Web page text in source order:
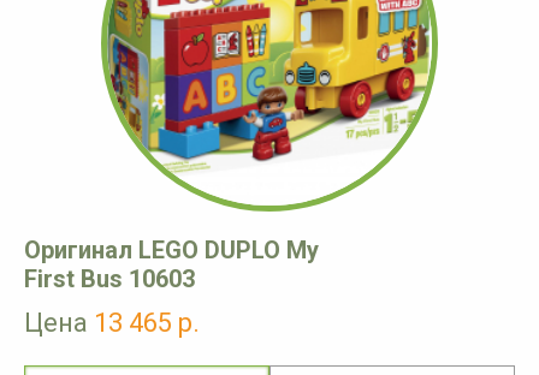
Оригинал LEGO DUPLO My
First Bus 10603
Цена 13 465 р.